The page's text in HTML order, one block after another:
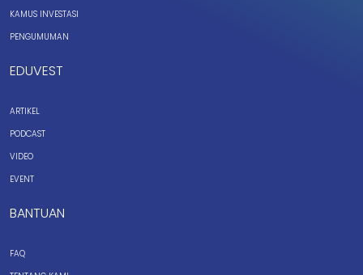
KAMUS INVESTASI
PENGUMUMAN
EDUVEST
ARTIKEL
PODCAST
VIDEO
EVENT
BANTUAN
FAQ